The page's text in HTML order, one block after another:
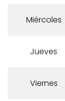
Miércoles
Jueves
Viernes